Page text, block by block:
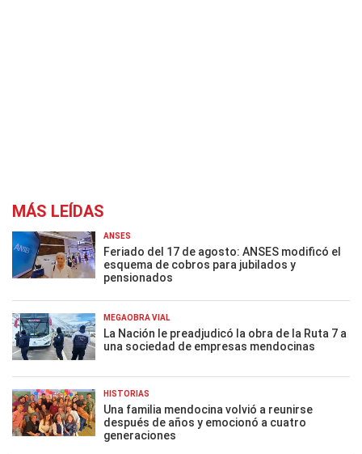
MÁS LEÍDAS
ANSES
Feriado del 17 de agosto: ANSES modificó el
esquema de cobros para jubilados y
pensionados
MEGAOBRA VIAL
La Nación le preadjudicó la obra de la Ruta 7 a
una sociedad de empresas mendocinas
HISTORIAS
Una familia mendocina volvió a reunirse
después de años y emocionó a cuatro
generaciones